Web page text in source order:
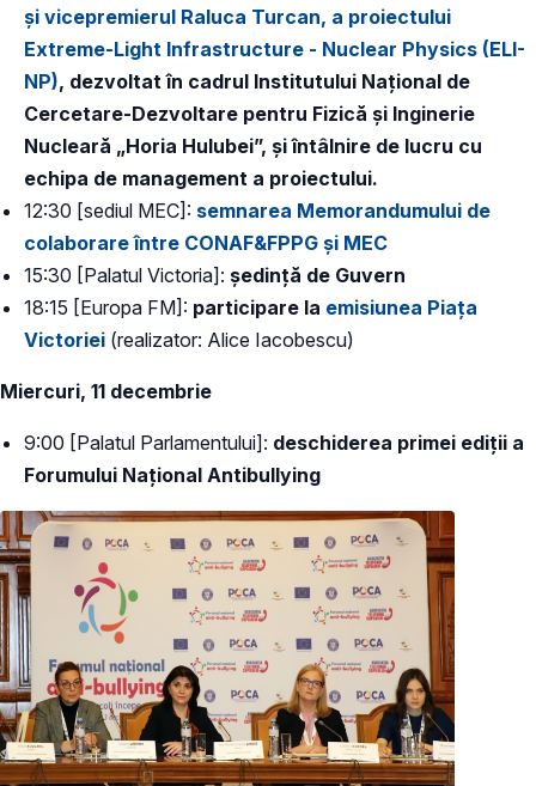
și vicepremierul Raluca Turcan, a proiectului
Extreme-Light Infrastructure - Nuclear Physics (ELI-
NP), dezvoltat în cadrul Institutului Național de
Cercetare-Dezvoltare pentru Fizică și Inginerie
Nucleară „Horia Hulubei”, și întâlnire de lucru cu
echipa de management a proiectului.
12:30 [sediul MEC]: semnarea Memorandumului de
colaborare între CONAF&FPPG și MEC
15:30 [Palatul Victoria]: ședință de Guvern
18:15 [Europa FM]: participare la emisiunea Piața
Victoriei (realizator: Alice Iacobescu)
Miercuri, 11 decembrie
9:00 [Palatul Parlamentului]: deschiderea primei ediții a
Forumului Național Antibullying